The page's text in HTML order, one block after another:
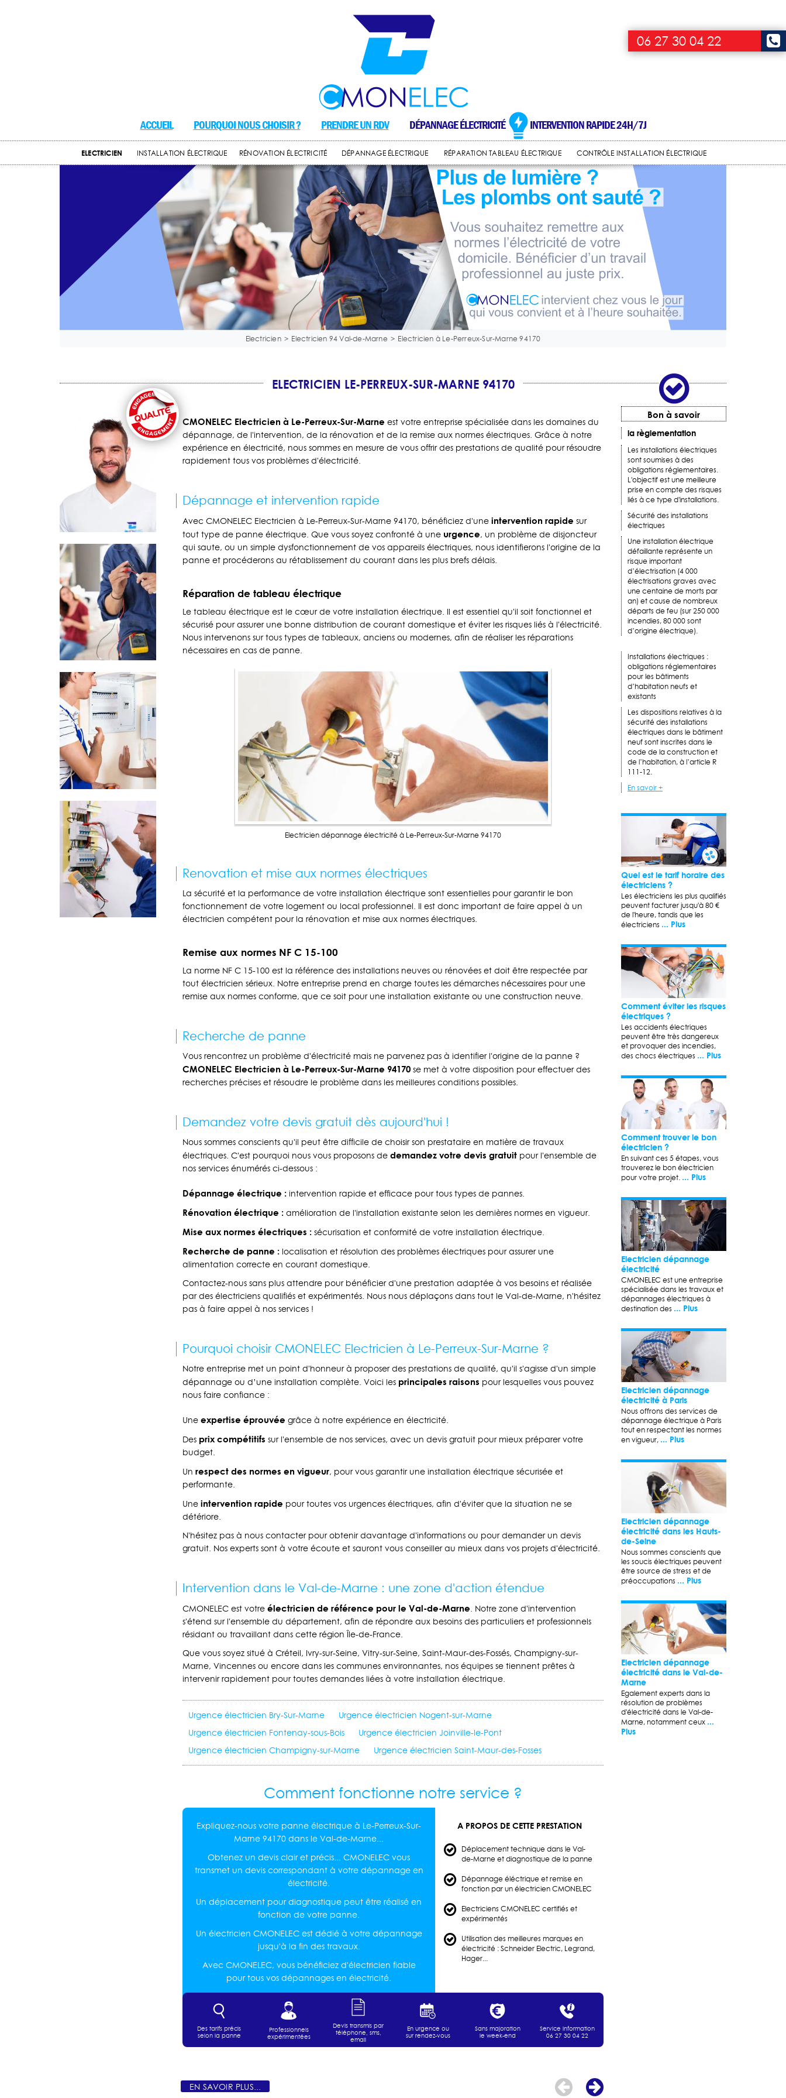
06 27 30 04 22
ACCUEIL POURQUOI NOUS CHOISIR ? PRENDRE UN RDV DÉPANNAGE ÉLECTRICITÉ INTERVENTION RAPIDE 24H/7J
ELECTRICIEN INSTALLATION ÉLECTRIQUE RÉNOVATION ÉLECTRICITÉ DÉPANNAGE ÉLECTRIQUE RÉPARATION TABLEAU ÉLECTRIQUE CONTRÔLE INSTALLATION ÉLECTRIQUE
Electricien > Electricien 94 Val-de-Marne > Electricien à Le-Perreux-Sur-Marne 94170
ELECTRICIEN LE-PERREUX-SUR-MARNE 94170
CMONELEC Electricien à Le-Perreux-Sur-Marne est votre entreprise spécialisée dans les domaines du
dépannage, de l'intervention, de la rénovation et de la remise aux normes électriques. Grâce à notre
expérience en électricité, nous sommes en mesure de vous offrir des prestations de qualité pour résoudre
rapidement tous vos problèmes d'électricité.
Dépannage et intervention rapide
Avec CMONELEC Electricien à Le-Perreux-Sur-Marne 94170, bénéficiez d'une intervention rapide sur
tout type de panne électrique. Que vous soyez confronté à une urgence, un problème de disjoncteur
qui saute, ou un simple dysfonctionnement de vos appareils électriques, nous identifierons l'origine de la
panne et procéderons au rétablissement du courant dans les plus brefs délais.
Réparation de tableau électrique
Le tableau électrique est le cœur de votre installation électrique. Il est essentiel qu'il soit fonctionnel et
sécurisé pour assurer une bonne distribution de courant domestique et éviter les risques liés à l'électricité.
Nous intervenons sur tous types de tableaux, anciens ou modernes, afin de réaliser les réparations
nécessaires en cas de panne.
Electricien dépannage électricité à Le-Perreux-Sur-Marne 94170
Renovation et mise aux normes électriques
La sécurité et la performance de votre installation électrique sont essentielles pour garantir le bon
fonctionnement de votre logement ou local professionnel. Il est donc important de faire appel à un
électricien compétent pour la rénovation et mise aux normes électriques.
Remise aux normes NF C 15-100
La norme NF C 15-100 est la référence des installations neuves ou rénovées et doit être respectée par
tout électricien sérieux. Notre entreprise prend en charge toutes les démarches nécessaires pour une
remise aux normes conforme, que ce soit pour une installation existante ou une construction neuve.
Recherche de panne
Vous rencontrez un problème d'électricité mais ne parvenez pas à identifier l'origine de la panne ?
CMONELEC Electricien à Le-Perreux-Sur-Marne 94170 se met à votre disposition pour effectuer des
recherches précises et résoudre le problème dans les meilleures conditions possibles.
Demandez votre devis gratuit dès aujourd'hui !
Nous sommes conscients qu'il peut être difficile de choisir son prestataire en matière de travaux
électriques. C'est pourquoi nous vous proposons de demandez votre devis gratuit pour l'ensemble de
nos services énumérés ci-dessous :
Dépannage électrique : intervention rapide et efficace pour tous types de pannes.
Rénovation électrique : amélioration de l'installation existante selon les dernières normes en vigueur.
Mise aux normes électriques : sécurisation et conformité de votre installation électrique.
Recherche de panne : localisation et résolution des problèmes électriques pour assurer une
alimentation correcte en courant domestique.
Contactez-nous sans plus attendre pour bénéficier d'une prestation adaptée à vos besoins et réalisée
par des électriciens qualifiés et expérimentés. Nous nous déplaçons dans tout le Val-de-Marne, n'hésitez
pas à faire appel à nos services !
Pourquoi choisir CMONELEC Electricien à Le-Perreux-Sur-Marne ?
Notre entreprise met un point d'honneur à proposer des prestations de qualité, qu'il s'agisse d'un simple
dépannage ou d’une installation complète. Voici les principales raisons pour lesquelles vous pouvez
nous faire confiance :
Une expertise éprouvée grâce à notre expérience en électricité.
Des prix compétitifs sur l'ensemble de nos services, avec un devis gratuit pour mieux préparer votre
budget.
Un respect des normes en vigueur, pour vous garantir une installation électrique sécurisée et
performante.
Une intervention rapide pour toutes vos urgences électriques, afin d'éviter que la situation ne se
détériore.
N'hésitez pas à nous contacter pour obtenir davantage d'informations ou pour demander un devis
gratuit. Nos experts sont à votre écoute et sauront vous conseiller au mieux dans vos projets d'électricité.
Intervention dans le Val-de-Marne : une zone d'action étendue
CMONELEC est votre électricien de référence pour le Val-de-Marne. Notre zone d'intervention
s'étend sur l'ensemble du département, afin de répondre aux besoins des particuliers et professionnels
résidant ou travaillant dans cette région Île-de-France.
Que vous soyez situé à Créteil, Ivry-sur-Seine, Vitry-sur-Seine, Saint-Maur-des-Fossés, Champigny-sur-
Marne, Vincennes ou encore dans les communes environnantes, nos équipes se tiennent prêtes à
intervenir rapidement pour toutes demandes liées à votre installation électrique.
Urgence électricien Bry-Sur-Marne
Urgence électricien Nogent-sur-Marne
Urgence électricien Fontenay-sous-Bois
Urgence électricien Joinville-le-Pont
Urgence électricien Champigny-sur-Marne
Urgence électricien Saint-Maur-des-Fosses
Comment fonctionne notre service ?
Expliquez-nous votre panne électrique à Le-Perreux-Sur-
Marne 94170 dans le Val-de-Marne...
Obtenez un devis clair et précis... CMONELEC vous
transmet un devis correspondant à votre dépannage en
électricité.
Un déplacement pour diagnostique peut être réalisé en
fonction de votre panne.
Un électricien CMONELEC est dédié à votre dépannage
jusqu'à la fin des travaux.
Avec CMONELEC, vous bénéficiez d'électricien fiable
pour tous vos dépannages en électricité.
A PROPOS DE CETTE PRESTATION
Déplacement technique dans le Val-
de-Marne et diagnostique de la panne
Dépannage éléctrique et remise en
fonction par un électricien CMONELEC
Electriciens CMONELEC certifiés et
expérimentés
Utilisation des meilleures marques en
électricité : Schneider Electric, Legrand,
Hager...
Des tarifs précis
selon la panne
Professionnels
expérimentées
Devis transmis par
téléphone, sms,
email
En urgence ou
sur rendez-vous
Sans majoration
le week-end
Service information
06 27 30 04 22
EN SAVOIR PLUS...
Bon à savoir
la règlementation
Les installations électriques
sont soumises à des
obligations réglementaires.
L'objectif est une meilleure
prise en compte des risques
liés à ce type d'installations.
Sécurité des installations
électriques
Une installation électrique
défaillante représente un
risque important
d’électrisation (4 000
électrisations graves avec
une centaine de morts par
an) et cause de nombreux
départs de feu (sur 250 000
incendies, 80 000 sont
d’origine électrique).
Installations électriques :
obligations réglementaires
pour les bâtiments
d’habitation neufs et
existants
Les dispositions relatives à la
sécurité des installations
électriques dans le bâtiment
neuf sont inscrites dans le
code de la construction et
de l’habitation, à l’article R
111-12.
En savoir +
Quel est le tarif horaire des
électriciens ?
Les électriciens les plus qualifiés
peuvent facturer jusqu'à 80 €
de l'heure, tandis que les
électriciens ... Plus
Comment éviter les risques
électriques ?
Les accidents électriques
peuvent être très dangereux
et provoquer des incendies,
des chocs électriques ... Plus
Comment trouver le bon
électricien ?
En suivant ces 5 étapes, vous
trouverez le bon électricien
pour votre projet. ... Plus
Electricien dépannage
électricité
CMONELEC est une entreprise
spécialisée dans les travaux et
dépannages électriques à
destination des ... Plus
Electricien dépannage
électricité à Paris
Nous offrons des services de
dépannage électrique à Paris
tout en respectant les normes
en vigueur, ... Plus
Electricien dépannage
électricité dans les Hauts-
de-Seine
Nous sommes conscients que
les soucis électriques peuvent
être source de stress et de
préoccupations ... Plus
Electricien dépannage
électricité dans le Val-de-
Marne
Egalement experts dans la
résolution de problèmes
d'électricité dans le Val-de-
Marne, notamment ceux ...
Plus